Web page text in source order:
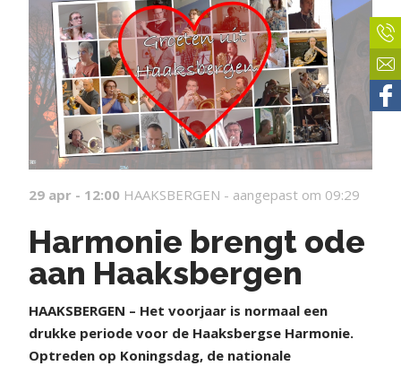
29 apr - 12:00 HAAKSBERGEN - aangepast om 09:29
Harmonie brengt ode
aan Haaksbergen
HAAKSBERGEN – Het voorjaar is normaal een
drukke periode voor de Haaksbergse Harmonie.
Optreden op Koningsdag, de nationale